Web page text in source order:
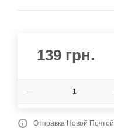
139 грн.
Отправка Новой Почтой